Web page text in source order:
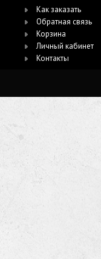
Как заказать
Обратная связь
Корзина
Личный кабинет
Контакты